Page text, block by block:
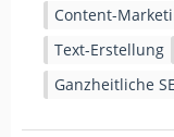
Content-
Text-Erstellung
Ganzheitliche